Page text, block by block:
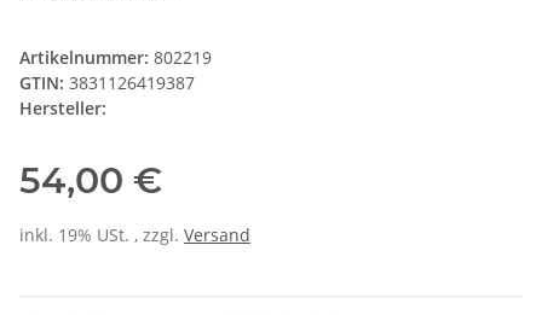
Artikelnummer: 802219
GTIN: 3831126419387
Hersteller:
54,00 €
inkl. 19% USt. , zzgl. Versand